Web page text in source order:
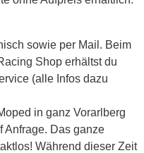
sowie per Mail. Beim
Shop erhältst du
(alle Infos dazu
in ganz Vorarlberg
Anfrage. Das ganze
Während dieser Zeit